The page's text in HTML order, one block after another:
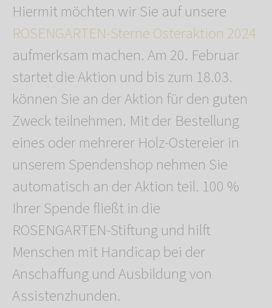
Hiermit möchten wir Sie auf unsere
ROSENGARTEN-Sterne Osteraktion 2024
aufmerksam machen. Am 20. Februar
startet die Aktion und bis zum 18.03.
können Sie an der Aktion für den guten
Zweck teilnehmen. Mit der Bestellung
eines oder mehrerer Holz-Ostereier in
unserem Spendenshop nehmen Sie
automatisch an der Aktion teil. 100 %
Ihrer Spende fließt in die
ROSENGARTEN-Stiftung und hilft
Menschen mit Handicap bei der
Anschaffung und Ausbildung von
Assistenzhunden.